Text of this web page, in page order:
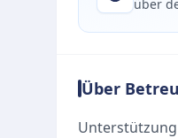
über
Über